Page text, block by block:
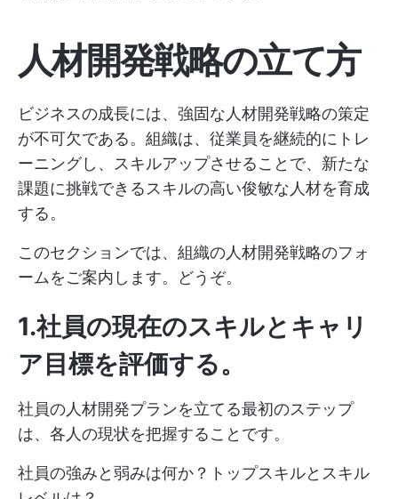
人材開発戦略の立て方
ビジネスの成長には、強固な人材開発戦略の策定
が不可欠である。組織は、従業員を継続的にトレ
ーニングし、スキルアップさせることで、新たな
課題に挑戦できるスキルの高い俊敏な人材を育成
する。
このセクションでは、組織の人材開発戦略のフォ
ームをご案内します。どうぞ。
1.社員の現在のスキルとキャリ
ア目標を評価する。
社員の人材開発プランを立てる最初のステップ
は、各人の現状を把握することです。
社員の強みと弱みは何か？トップスキルとスキル